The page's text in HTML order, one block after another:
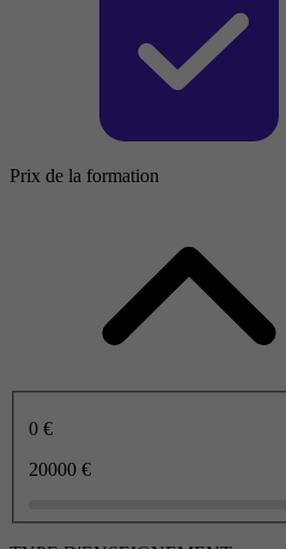
Prix de la formation
0 €
20000 €